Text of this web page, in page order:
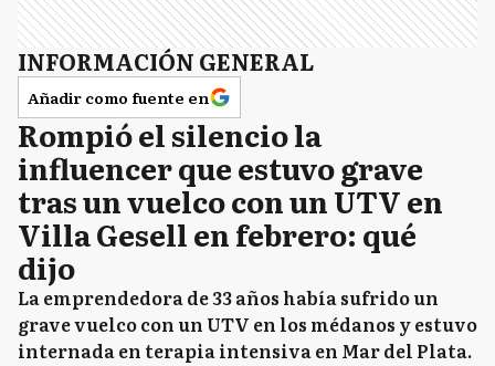
INFORMACIÓN GENERAL
Añadir como fuente en
Rompió el silencio la
influencer que estuvo grave
tras un vuelco con un UTV en
Villa Gesell en febrero: qué
dijo
La emprendedora de 33 años había sufrido un
grave vuelco con un UTV en los médanos y estuvo
internada en terapia intensiva en Mar del Plata.